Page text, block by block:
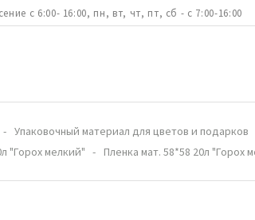
с 6:00- 16:00, пн, вт, чт, пт, сб - с 7:00-16:00
Упаковочный материал для цветов и подарков
"Горох мелкий"
Пленка мат. 58*58 20л "Горох